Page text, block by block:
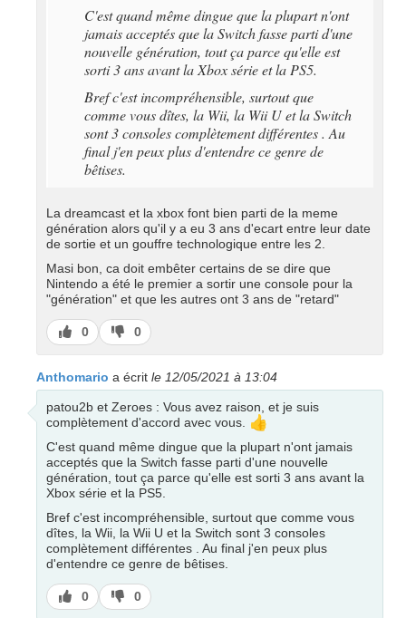
C'est quand même dingue que la plupart n'ont
jamais acceptés que la Switch fasse parti d'une
nouvelle génération, tout ça parce qu'elle est
sorti 3 ans avant la Xbox série et la PS5.
Bref c'est incompréhensible, surtout que
comme vous dîtes, la Wii, la Wii U et la Switch
sont 3 consoles complètement différentes . Au
final j'en peux plus d'entendre ce genre de
bêtises.
La dreamcast et la xbox font bien parti de la meme
génération alors qu'il y a eu 3 ans d'ecart entre leur date
de sortie et un gouffre technologique entre les 2.
Masi bon, ca doit embêter certains de se dire que
Nintendo a été le premier a sortir une console pour la
"génération" et que les autres ont 3 ans de "retard"
J’aime
0
J’aime
pas
0
Anthomario a écrit le 12/05/2021 à 13:04
patou2b et Zeroes : Vous avez raison, et je suis
complètement d'accord avec vous.
👍
C'est quand même dingue que la plupart n'ont jamais
acceptés que la Switch fasse parti d'une nouvelle
génération, tout ça parce qu'elle est sorti 3 ans avant la
Xbox série et la PS5.
Bref c'est incompréhensible, surtout que comme vous
dîtes, la Wii, la Wii U et la Switch sont 3 consoles
complètement différentes . Au final j'en peux plus
d'entendre ce genre de bêtises.
J’aime
0
J’aime
pas
0